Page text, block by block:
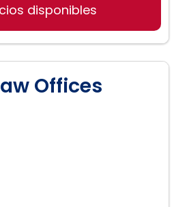
disponibles
Offices